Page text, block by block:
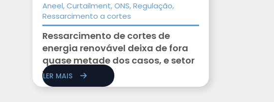
Aneel, Curtailment, ONS, Regulação,
Ressarcimento a cortes
Ressarcimento de cortes de
energia renovável deixa de fora
quase metade dos casos, e setor
vê riscos...
LER MAIS